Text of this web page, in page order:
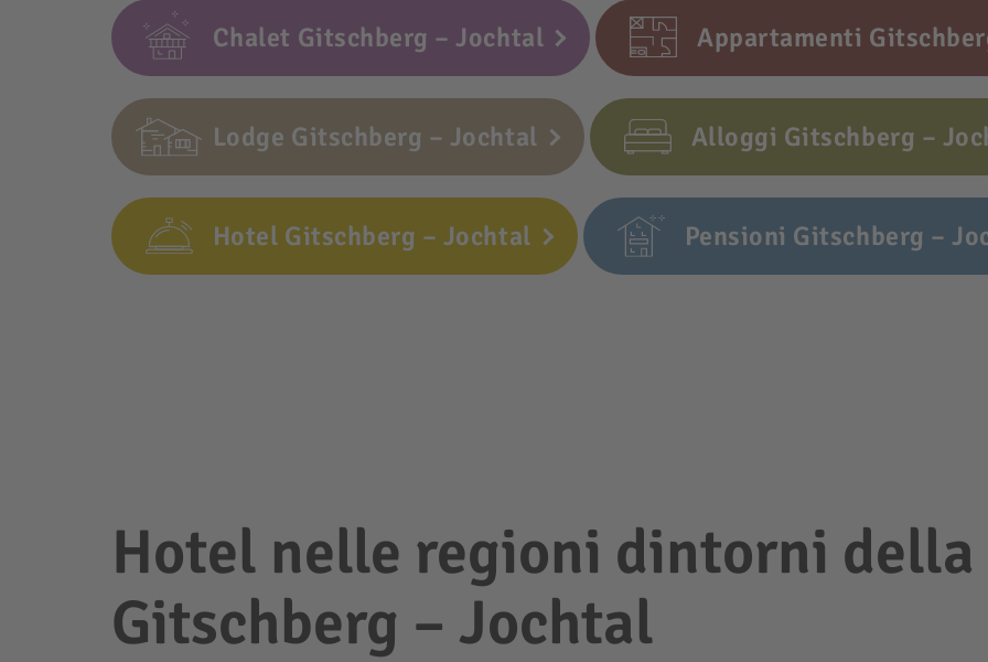
Chalet Gitschberg – Jochtal Appartamenti
Lodge Gitschberg – Jochtal Alloggi Gitschberg –
Hotel Gitschberg – Jochtal Pensioni Gitschberg –
Hotel nelle regioni dintorni della
Gitschberg – Jochtal